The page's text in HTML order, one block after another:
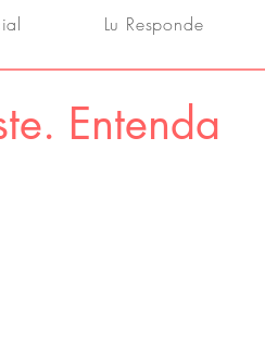
Lu Responde
Entenda